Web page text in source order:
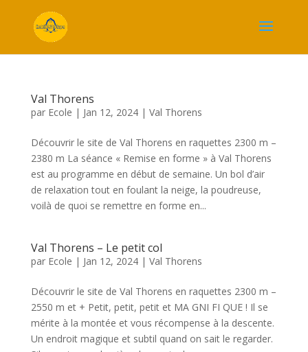
Val Thorens
par Ecole | Jan 12, 2024| Val Thorens
Découvrir le site de Val Thorens en raquettes 2300 m –
2380 m La séance « Remise en forme » à Val Thorens
est au programme en début de semaine. Un bol d’air
de relaxation tout en foulant la neige, la poudreuse,
voilà de quoi se remettre en forme en...
Val Thorens – Le petit col
par Ecole | Jan 12, 2024| Val Thorens
Découvrir le site de Val Thorens en raquettes 2300 m –
2550 m et + Petit, petit, petit et MA GNI FI QUE ! Il se
mérite à la montée et vous récompense à la descente.
Un endroit magique et subtil quand on sait le regarder.